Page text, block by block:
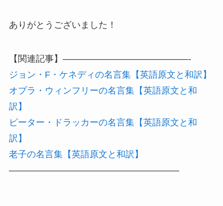
ありがとうございました！
【関連記事】——————————————-
ジョン・F・ケネディの名言集【英語原文と和訳】
オプラ・ウィンフリーの名言集【英語原文と和
訳】
ピーター・ドラッカーの名言集【英語原文と和
訳】
老子の名言集【英語原文と和訳】
———————————————————